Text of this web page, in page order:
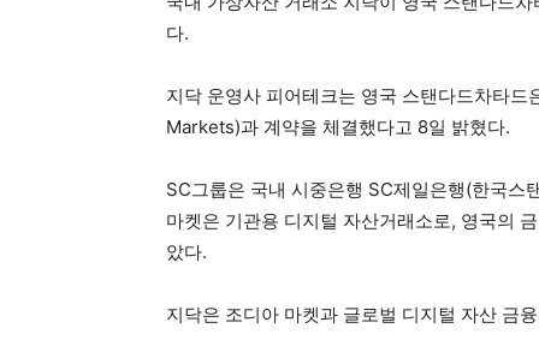
다.
지닥 운영사 피어테크는 영국 스탠다드차타
Markets)과 계약을 체결했다고 8일 밝혔다.
SC그룹은 국내 시중은행 SC제일은행(한국스
마켓은 기관용 디지털 자산거래소로, 영국의
았다.
지닥은 조디아 마켓과 글로벌 디지털 자산 금